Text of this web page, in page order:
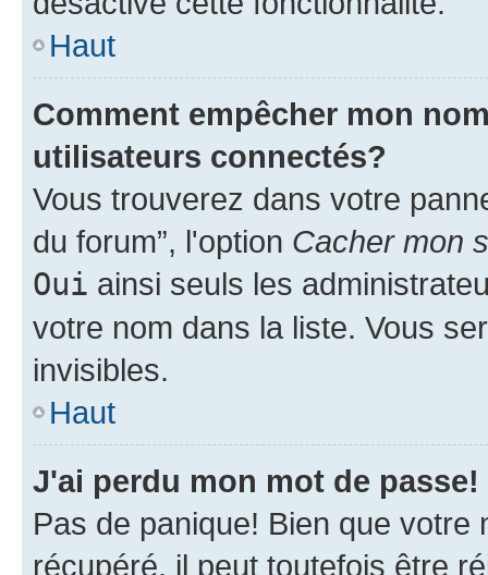
Haut
Comment empêcher mon
utilisateurs connectés?
Vous trouverez dans votre
du forum”, l'option Cacher mon
Oui ainsi seuls les
votre nom dans la liste. Vous
invisibles.
Haut
J'ai perdu mon mot de passe!
Pas de panique! Bien que
récupéré, il peut toutefois être